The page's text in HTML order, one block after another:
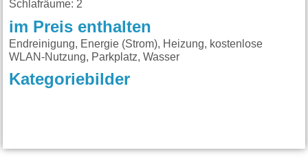
Schlafräume: 2
im Preis enthalten
Endreinigung, Energie (Strom), Heizung, kostenlose
WLAN-Nutzung, Parkplatz, Wasser
Kategoriebilder